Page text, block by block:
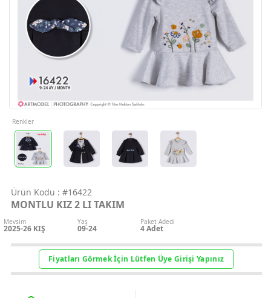
Geri Bildirim
İletişim
Destek &
Şifremi
Giriş Yap
Ürün Kodu : #16422
MONTLU KIZ 2 LI TAKIM
Mevsim
2025-26 KIŞ
Yaş
09-24
Paket Adedi
4Adet
Renkler
Fiyatları Görmek İçin Lütfen Üye Girişi Yapınız